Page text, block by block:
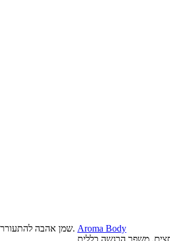
שמן אהבה להתעוררות מינית. הריח משמש כגורם למשיכה מינית ומעצים את אפקט הגירוי ברגעים אינטימיים וחושניים. Aroma Body